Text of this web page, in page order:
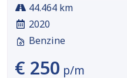
44.464 km
2020
Benzine
€ 250 p/m